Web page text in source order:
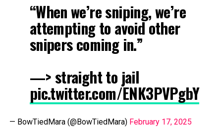
“When we’re sniping, we’re
attempting to avoid other
snipers coming in.”
—> straight to jail
pic.twitter.com/ENK3PVPgbY
— BowTiedMara (@BowTiedMara) February 17, 2025